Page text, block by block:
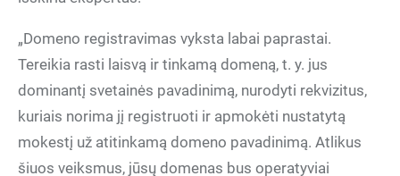
„Domeno registravimas vyksta labai paprastai.
Tereikia rasti laisvą ir tinkamą domeną, t. y. jus
dominantį svetainės pavadinimą, nurodyti rekvizitus,
kuriais norima jį registruoti ir apmokėti nustatytą
mokestį už atitinkamą domeno pavadinimą. Atlikus
šiuos veiksmus, jūsų domenas bus operatyviai